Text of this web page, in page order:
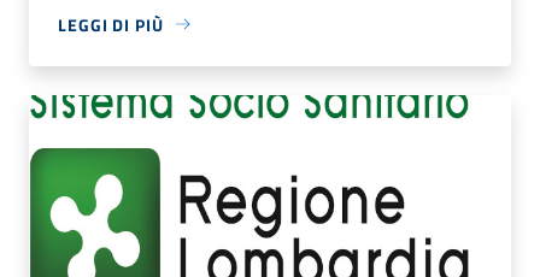
LEGGI DI PIÙ